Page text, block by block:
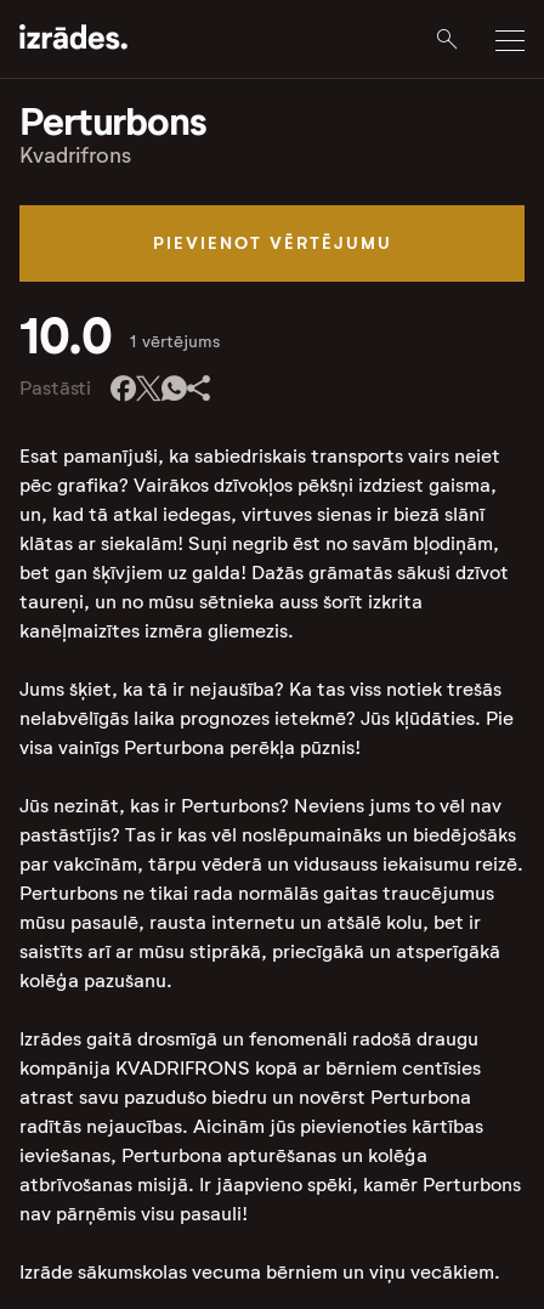
Perturbons
Kvadrifrons
PIEVIENOT VĒRTĒJUMU
10.0 1 vērtējums
Pastāsti
Esat pamanījuši, ka sabiedriskais transports vairs neiet
pēc grafika? Vairākos dzīvokļos pēkšņi izdziest gaisma,
un, kad tā atkal iedegas, virtuves sienas ir biezā slānī
klātas ar siekalām! Suņi negrib ēst no savām bļodiņām,
bet gan šķīvjiem uz galda! Dažās grāmatās sākuši dzīvot
taureņi, un no mūsu sētnieka auss šorīt izkrita
kanēļmaizītes izmēra gliemezis.
Jums šķiet, ka tā ir nejaušība? Ka tas viss notiek trešās
nelabvēlīgās laika prognozes ietekmē? Jūs kļūdāties. Pie
visa vainīgs Perturbona perēkļa pūznis!
Jūs nezināt, kas ir Perturbons? Neviens jums to vēl nav
pastāstījis? Tas ir kas vēl noslēpumaināks un biedējošāks
par vakcīnām, tārpu vēderā un vidusauss iekaisumu reizē.
Perturbons ne tikai rada normālās gaitas traucējumus
mūsu pasaulē, rausta internetu un atšālē kolu, bet ir
saistīts arī ar mūsu stiprākā, priecīgākā un atsperīgākā
kolēģa pazušanu.
Izrādes gaitā drosmīgā un fenomenāli radošā draugu
kompānija KVADRIFRONS kopā ar bērniem centīsies
atrast savu pazudušo biedru un novērst Perturbona
radītās nejaucības. Aicinām jūs pievienoties kārtības
ieviešanas, Perturbona apturēšanas un kolēģa
atbrīvošanas misijā. Ir jāapvieno spēki, kamēr Perturbons
nav pārņēmis visu pasauli!
Izrāde sākumskolas vecuma bērniem un viņu vecākiem.